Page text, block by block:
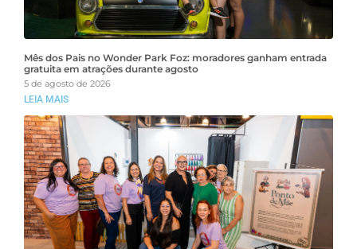
Mês dos Pais no Wonder Park Foz: moradores ganham entrada
gratuita em atrações durante agosto
5 de agosto de 2026
LEIA MAIS